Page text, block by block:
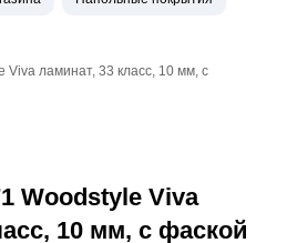
Viva ламинат, 33 класс, 10 мм, с
Woodstyle Viva
10 мм, с фаской